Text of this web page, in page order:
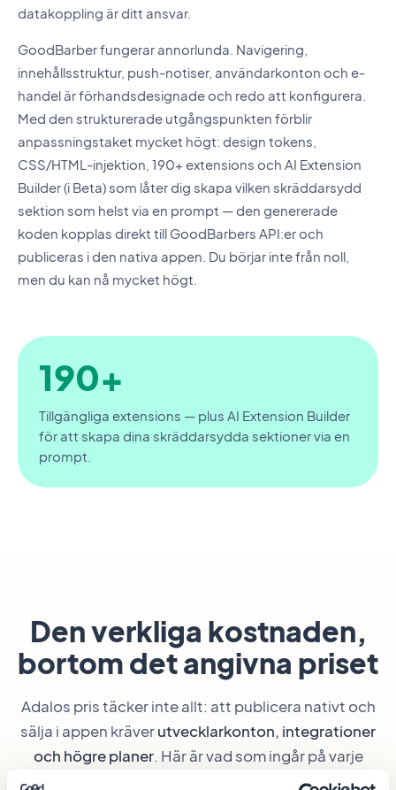
datakoppling är ditt ansvar.
GoodBarber fungerar annorlunda. Navigering,
innehållsstruktur, push-notiser, användarkonton och e-
handel är förhandsdesignade och redo att konfigurera.
Med den strukturerade utgångspunkten förblir
anpassningstaket mycket högt: design tokens,
CSS/HTML-injektion, 190+ extensions och AI Extension
Builder (i Beta) som låter dig skapa vilken skräddarsydd
sektion som helst via en prompt — den genererade
koden kopplas direkt till GoodBarbers API:er och
publiceras i den nativa appen. Du börjar inte från noll,
men du kan nå mycket högt.
190+
Tillgängliga extensions — plus AI Extension Builder
för att skapa dina skräddarsydda sektioner via en
prompt.
Den verkliga kostnaden,
bortom det angivna priset
Adalos pris täcker inte allt: att publicera nativt och
sälja i appen kräverutvecklarkonton, integrationer
och högre planer. Här är vad som ingår på varje